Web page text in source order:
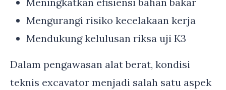
Mengurangi risiko kecelakaan kerja
Mendukung kelulusan riksa uji K3
Dalam pengawasan alat berat, kondisi
teknis excavator menjadi salah satu aspek